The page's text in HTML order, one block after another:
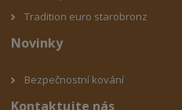
Tradition euro starobronz
Novinky
Bezpečnostní kování
Kontaktujte nás